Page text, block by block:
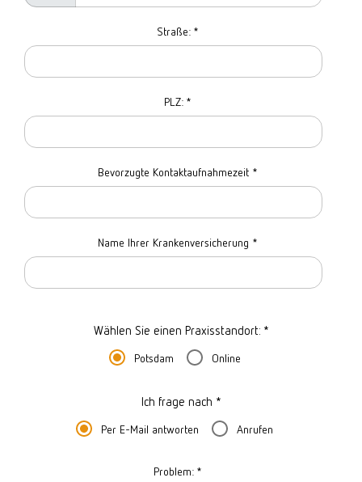
Straße:*
PLZ:*
Bevorzugte Kontaktaufnahmezeit *
Name Ihrer Krankenversicherung *
Wählen Sie einen Praxisstandort: *
Potsdam Online
Ich frage nach *
Per E-Mail antworten Anrufen
Problem:*